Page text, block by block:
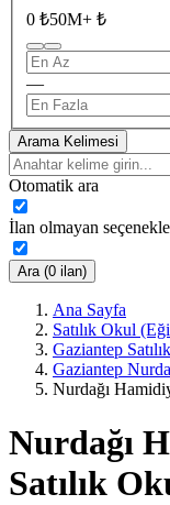
0 ₺50M+ ₺
—
Arama Kelimesi
Otomatik ara
İlan olmayan
Ara (0 ilan)
Ana Sayfa
Satılık Okul
Gaziantep
Gaziantep
Nurdağı
Nurdağı
Satılık